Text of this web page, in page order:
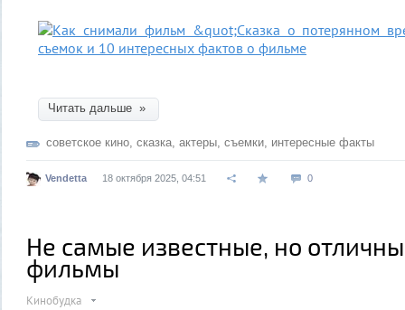
Читать дальше »
советское кино, сказка, актеры, съемки, интересные факты
Vendetta 18 октября 2025, 04:51 0
Не самые известные, но
фильмы
Кинобудка